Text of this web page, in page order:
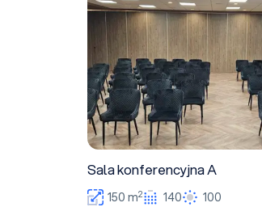
Sala konferencyjna A
150 m2 140 100